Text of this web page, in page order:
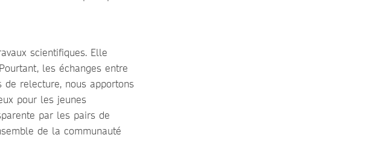
scientifiques. Elle
les échanges entre
relecture, nous apportons
pour les jeunes
par les pairs de
de la communauté